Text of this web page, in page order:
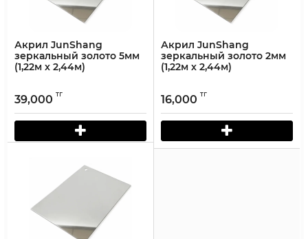
Акрил JunShang
зеркальный золото 5мм
(1,22м х 2,44м)
39,000 тг
Акрил JunShang
зеркальный золото 2мм
(1,22м х 2,44м)
16,000 тг